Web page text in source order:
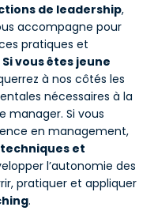
de leadership,
accompagne pour
pratiques et
Si vous êtes jeune
à nos côtés les
nécessaires à la
manager. Si vous
en management,
et
l’autonomie des
pratiquer et appliquer
.